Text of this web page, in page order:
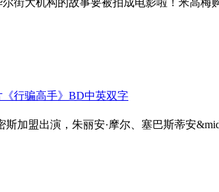
大机构的故事要被拍成电影啦！米高梅
《行骗高手》BD中英双字
加盟出演，朱丽安·摩尔、塞巴斯蒂安